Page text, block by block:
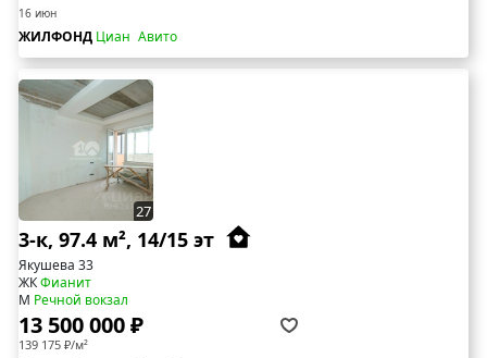
16 июн
ЖИЛФОНД Циан Авито
27
3-к, 97.4 м², 14/15 эт
Якушева 33
ЖКФианит
М Речной вокзал
13 500 000 ₽
139 175 ₽/м²